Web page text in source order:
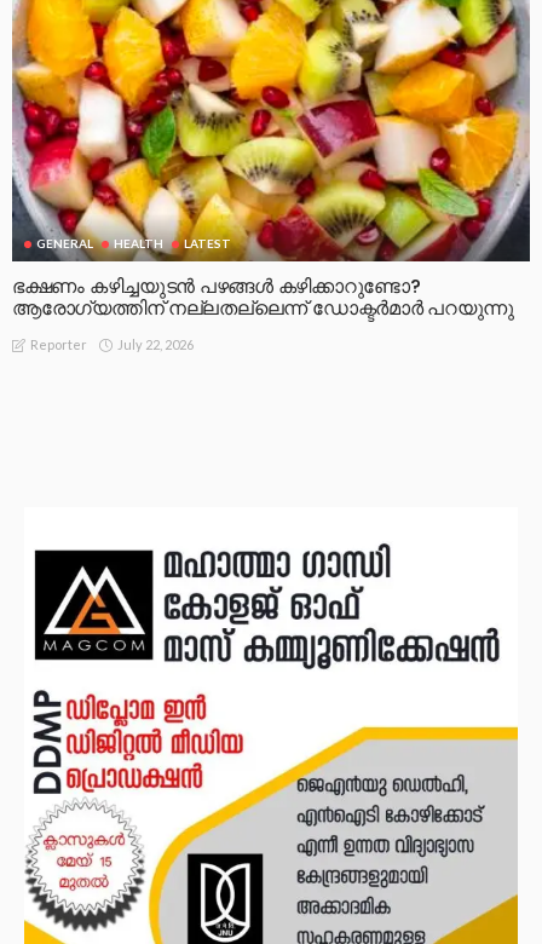
GENERAL HEALTH LATEST
ഭക്ഷണം കഴിച്ചയുടൻ പഴങ്ങൾ കഴിക്കാറുണ്ടോ?
ആരോഗ്യത്തിന് നല്ലതല്ലെന്ന് ഡോക്ടർമാർ പറയുന്നു
Reporter July 22, 2026